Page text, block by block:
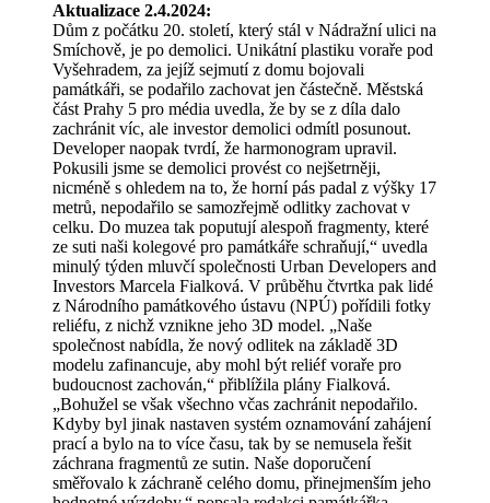
Aktualizace 2.4.2024:
Dům z počátku 20. století, který stál v Nádražní ulici na
Smíchově, je po demolici. Unikátní plastiku voraře pod
Vyšehradem, za jejíž sejmutí z domu bojovali
památkáři, se podařilo zachovat jen částečně. Městská
část Prahy 5 pro média uvedla, že by se z díla dalo
zachránit víc, ale investor demolici odmítl posunout.
Developer naopak tvrdí, že harmonogram upravil.
Pokusili jsme se demolici provést co nejšetrněji,
nicméně s ohledem na to, že horní pás padal z výšky 17
metrů, nepodařilo se samozřejmě odlitky zachovat v
celku. Do muzea tak poputují alespoň fragmenty, které
ze suti naši kolegové pro památkáře schraňují,“ uvedla
minulý týden mluvčí společnosti Urban Developers and
Investors Marcela Fialková. V průběhu čtvrtka pak lidé
z Národního památkového ústavu (NPÚ) pořídili fotky
reliéfu, z nichž vznikne jeho 3D model. „Naše
společnost nabídla, že nový odlitek na základě 3D
modelu zafinancuje, aby mohl být reliéf voraře pro
budoucnost zachován,“ přiblížila plány Fialková.
„Bohužel se však všechno včas zachránit nepodařilo.
Kdyby byl jinak nastaven systém oznamování zahájení
prací a bylo na to více času, tak by se nemusela řešit
záchrana fragmentů ze sutin. Naše doporučení
směřovalo k záchraně celého domu, přinejmenším jeho